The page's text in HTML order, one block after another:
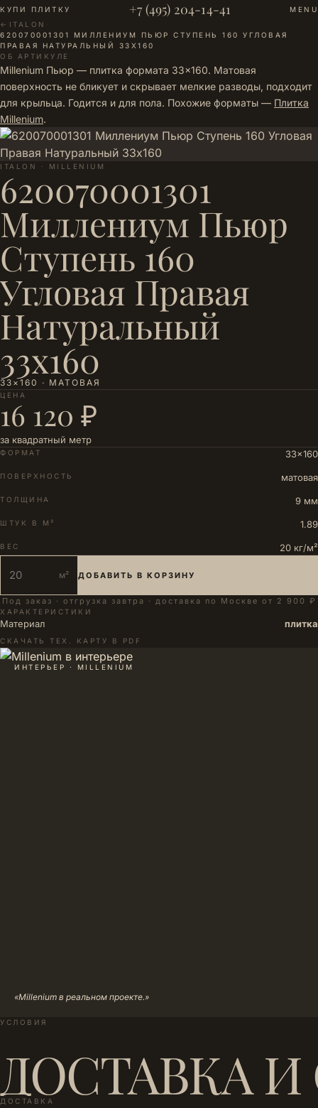
КУПИ ПЛИТКУ +7 (495) 204-14-41
MENU
← ITALON ·
620070001301 МИЛЛЕНИУМ ПЬЮР СТУПЕНЬ 160 УГЛОВАЯ
ПРАВАЯ НАТУРАЛЬНЫЙ 33Х160
ОБ АРТИКУЛЕ
Millenium Пьюр — плитка формата 33×160. Матовая
поверхность не бликует и скрывает мелкие разводы, подходит
для крыльца. Годится и для пола. Похожие форматы — Плитка
Millenium.
ITALON · MILLENIUM
620070001301
Миллениум Пьюр
Ступень 160
Угловая Правая
Натуральный
33х160
33×160 · МАТОВАЯ
ЦЕНА
16 120 ₽
за квадратный метр
ФОРМАТ 33×160
ПОВЕРХНОСТЬ матовая
ТОЛЩИНА 9 мм
ШТУК В М² 1.89
ВЕС 20 кг/м²
м² ДОБАВИТЬ В КОРЗИНУ
Под заказ · отгрузка завтра · доставка по Москве от 2 900 ₽
ХАРАКТЕРИСТИКИ
Материал плитка
СКАЧАТЬ ТЕХ. КАРТУ В PDF
ИНТЕРЬЕР · MILLENIUM
«Millenium в реальном проекте.»
УСЛОВИЯ
ДОСТАВКА
ДОСТАВКА